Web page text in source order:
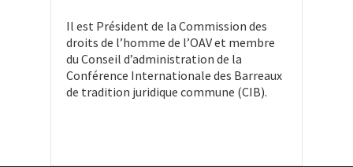
Il est Président de la Commission des
droits de l’homme de l’OAV et membre
du Conseil d’administration de la
Conférence Internationale des Barreaux
de tradition juridique commune (CIB).